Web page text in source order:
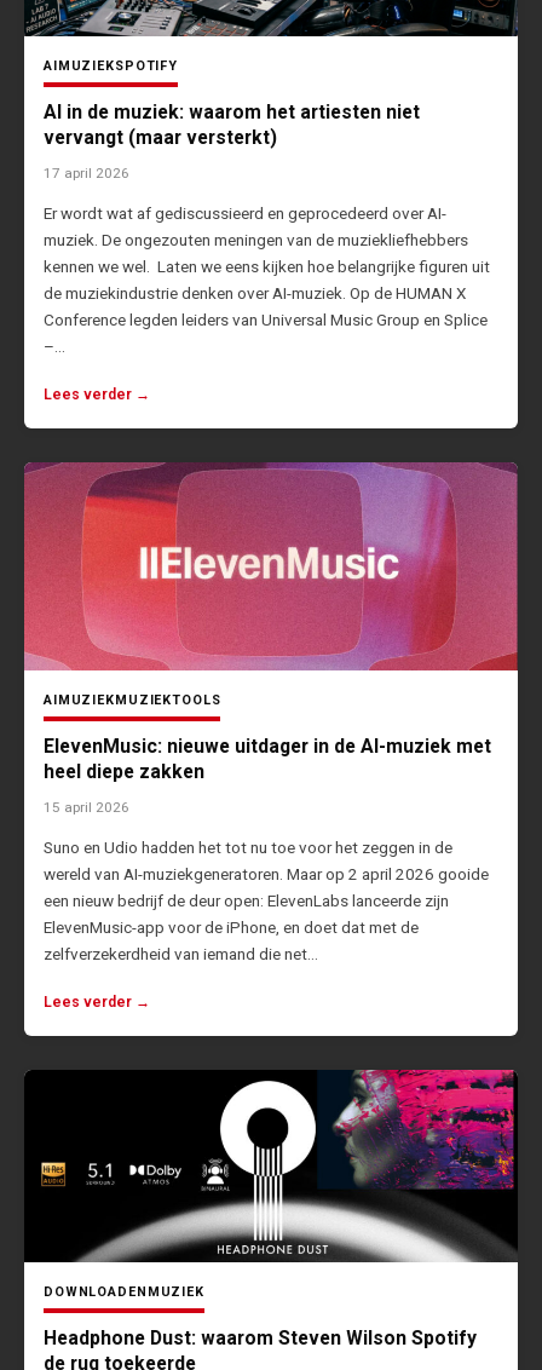
AIMUZIEKSPOTIFY
AI in de muziek: waarom het artiesten niet
vervangt (maar versterkt)
17 april 2026
Er wordt wat af gediscussieerd en geprocedeerd over AI-
muziek. De ongezouten meningen van de muziekliefhebbers
kennen we wel. Laten we eens kijken hoe belangrijke figuren uit
de muziekindustrie denken over AI-muziek. Op de HUMAN X
Conference legden leiders van Universal Music Group en Splice
–…
Lees verder →
AIMUZIEKMUZIEKTOOLS
ElevenMusic: nieuwe uitdager in de AI-muziek met
heel diepe zakken
15 april 2026
Suno en Udio hadden het tot nu toe voor het zeggen in de
wereld van AI-muziekgeneratoren. Maar op 2 april 2026 gooide
een nieuw bedrijf de deur open: ElevenLabs lanceerde zijn
ElevenMusic-app voor de iPhone, en doet dat met de
zelfverzekerdheid van iemand die net…
Lees verder →
DOWNLOADEN MUZIEK
Headphone Dust: waarom Steven Wilson Spotify
de rug toekeerde